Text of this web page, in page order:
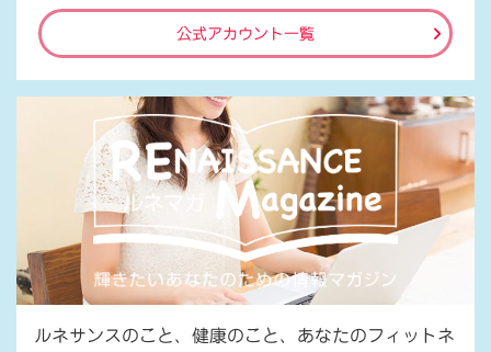
公式アカウント一覧
ルネサンスのこと、健康のこと、あなたのフィットネ